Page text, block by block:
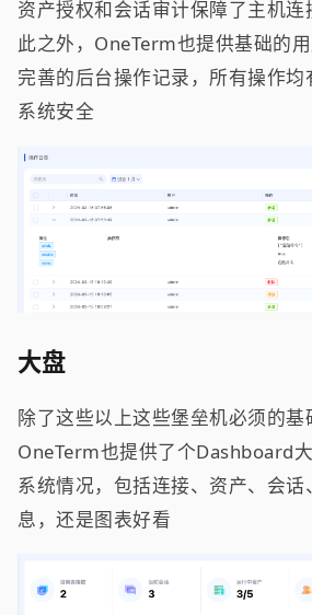
资产授权和会话审计保障了主机
此之外，OneTerm也提供基础的
完善的后台操作记录，所有操作均
系统安全
大盘
除了这些以上这些堡垒机必须的基
OneTerm也提供了个Dashboard
系统情况，包括连接、资产、会
息，还是图表好看